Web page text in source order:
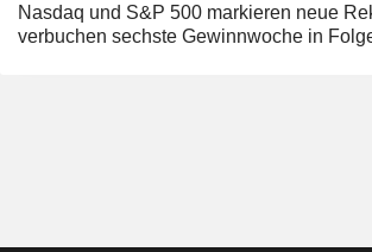
Nasdaq und S&P 500 markieren neue
verbuchen sechste Gewinnwoche in